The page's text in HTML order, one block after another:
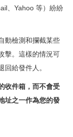
、Yahoo 等）紛紛
動檢測和攔截某些
擊。這樣的情況可
給發件人。
收件箱，而不會受
址之一作為您的發